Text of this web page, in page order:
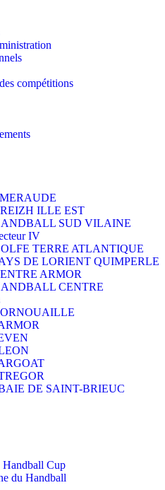
compétitions
ILLE EST
SUD VILAINE
IV
TERRE ATLANTIQUE
DE LORIENT QUIMPERLE
ARMOR
CENTRE
BAIE DE SAINT-BRIEUC
Handball Cup
du Handball